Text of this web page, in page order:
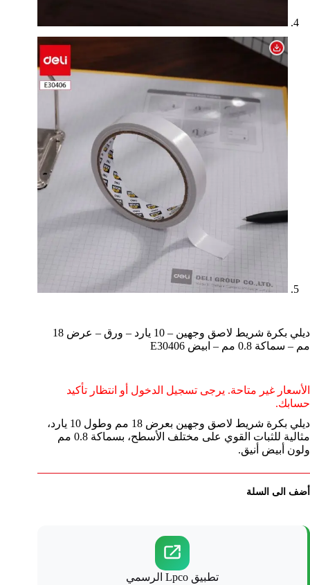
ديلي بكرة شريط لاصق وجهين – 10 يارد – ورق – عرض 18
مم – سماكة 0.8 مم – ابيض E30406
الأسعار غير متاحة. يرجى تسجيل الدخول أو انتظار تأكيد
حسابك.
ديلي بكرة شريط لاصق وجهين بعرض 18 مم وطول 10 يارد،
مثالية للثبات القوي على مختلف الأسطح، بسماكة 0.8 مم
ولون أبيض أنيق.
أضف الى السلة
تطبيق Lpco الرسمي